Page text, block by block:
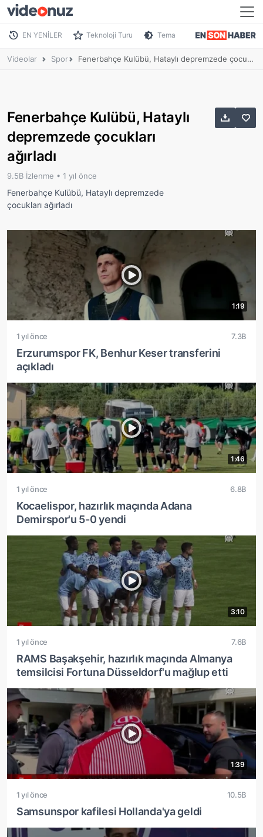
EN YENİLER Teknoloji Turu Tema
Videolar Spor Fenerbahçe Kulübü, Hataylı depremzede çocukları ağırladı
Fenerbahçe Kulübü, Hataylı
depremzede çocukları
ağırladı
9.5B İzlenme • 1 yıl önce
Fenerbahçe Kulübü, Hataylı depremzede
çocukları ağırladı
1:19
1 yıl önce 7.3B
Erzurumspor FK, Benhur Keser transferini
açıkladı
1:46
1 yıl önce 6.8B
Kocaelispor, hazırlık maçında Adana
Demirspor'u 5-0 yendi
3:10
1 yıl önce 7.6B
RAMS Başakşehir, hazırlık maçında Almanya
temsilcisi Fortuna Düsseldorf'u mağlup etti
1:39
1 yıl önce 10.5B
Samsunspor kafilesi Hollanda'ya geldi